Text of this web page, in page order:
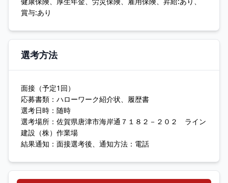
賞与:あり
選考方法
面接（予定1回）
応募書類：ハローワーク紹介状、履歴書
選考日時：随時
選考場所：佐賀県唐津市海岸通７１８２－２０２ ライン
建設（株）作業場
結果通知：面接選考後、通知方法：電話